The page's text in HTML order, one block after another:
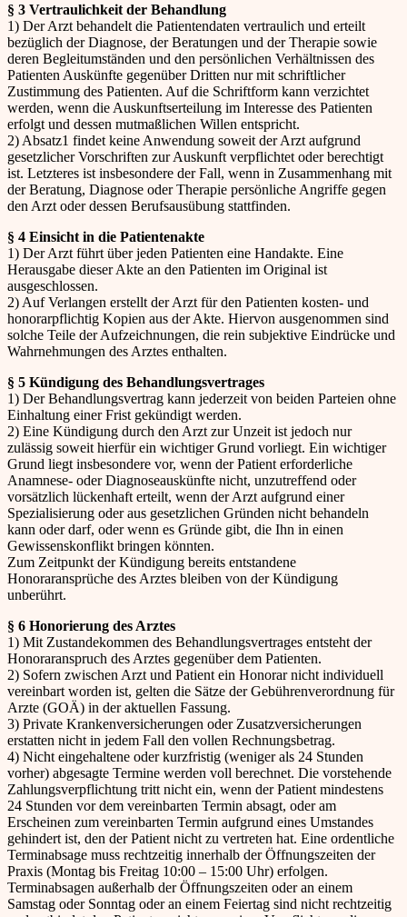
§ 3 Vertraulichkeit der Behandlung
1) Der Arzt behandelt die Patientendaten vertraulich und erteilt
bezüglich der Diagnose, der Beratungen und der Therapie sowie
deren Begleitumständen und den persönlichen Verhältnissen des
Patienten Auskünfte gegenüber Dritten nur mit schriftlicher
Zustimmung des Patienten. Auf die Schriftform kann verzichtet
werden, wenn die Auskunftserteilung im Interesse des Patienten
erfolgt und dessen mutmaßlichen Willen entspricht.
2) Absatz1 findet keine Anwendung soweit der Arzt aufgrund
gesetzlicher Vorschriften zur Auskunft verpflichtet oder berechtigt
ist. Letzteres ist insbesondere der Fall, wenn in Zusammenhang mit
der Beratung, Diagnose oder Therapie persönliche Angriffe gegen
den Arzt oder dessen Berufsausübung stattfinden.
§ 4 Einsicht in die Patientenakte
1) Der Arzt führt über jeden Patienten eine Handakte. Eine
Herausgabe dieser Akte an den Patienten im Original ist
ausgeschlossen.
2) Auf Verlangen erstellt der Arzt für den Patienten kosten- und
honorarpflichtig Kopien aus der Akte. Hiervon ausgenommen sind
solche Teile der Aufzeichnungen, die rein subjektive Eindrücke und
Wahrnehmungen des Arztes enthalten.
§ 5 Kündigung des Behandlungsvertrages
1) Der Behandlungsvertrag kann jederzeit von beiden Parteien ohne
Einhaltung einer Frist gekündigt werden.
2) Eine Kündigung durch den Arzt zur Unzeit ist jedoch nur
zulässig soweit hierfür ein wichtiger Grund vorliegt. Ein wichtiger
Grund liegt insbesondere vor, wenn der Patient erforderliche
Anamnese- oder Diagnoseauskünfte nicht, unzutreffend oder
vorsätzlich lückenhaft erteilt, wenn der Arzt aufgrund einer
Spezialisierung oder aus gesetzlichen Gründen nicht behandeln
kann oder darf, oder wenn es Gründe gibt, die Ihn in einen
Gewissenskonflikt bringen könnten.
Zum Zeitpunkt der Kündigung bereits entstandene
Honoraransprüche des Arztes bleiben von der Kündigung
unberührt.
§ 6 Honorierung des Arztes
1) Mit Zustandekommen des Behandlungsvertrages entsteht der
Honoraranspruch des Arztes gegenüber dem Patienten.
2) Sofern zwischen Arzt und Patient ein Honorar nicht individuell
vereinbart worden ist, gelten die Sätze der Gebührenverordnung für
Arzte (GOÄ) in der aktuellen Fassung.
3) Private Krankenversicherungen oder Zusatzversicherungen
erstatten nicht in jedem Fall den vollen Rechnungsbetrag.
4) Nicht eingehaltene oder kurzfristig (weniger als 24 Stunden
vorher) abgesagte Termine werden voll berechnet. Die vorstehende
Zahlungsverpflichtung tritt nicht ein, wenn der Patient mindestens
24 Stunden vor dem vereinbarten Termin absagt, oder am
Erscheinen zum vereinbarten Termin aufgrund eines Umstandes
gehindert ist, den der Patient nicht zu vertreten hat. Eine ordentliche
Terminabsage muss rechtzeitig innerhalb der Öffnungszeiten der
Praxis (Montag bis Freitag 10:00 – 15:00 Uhr) erfolgen.
Terminabsagen außerhalb der Öffnungszeiten oder an einem
Samstag oder Sonntag oder an einem Feiertag sind nicht rechtzeitig